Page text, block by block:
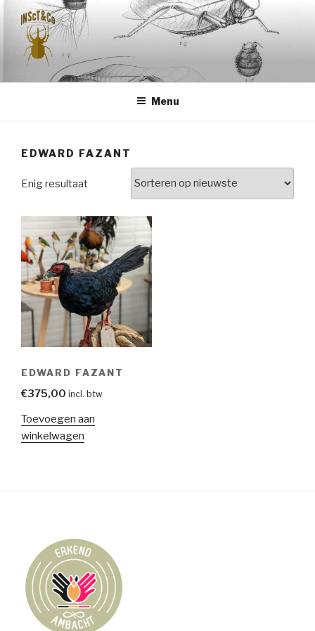
inhoud
springen
INSCT & CO
Menu
EDWARD FAZANT
Enig resultaat
EDWARD FAZANT
€375,00 incl. btw
Toevoegen aan
winkelwagen